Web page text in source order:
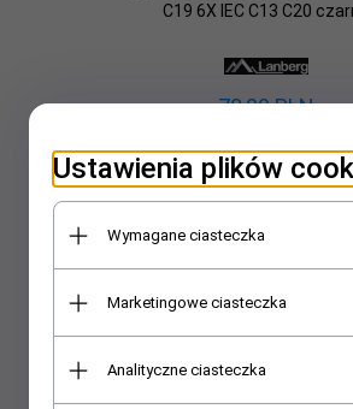
C19 6X IEC C13 C20
78,00PLN
Ustawienia plików
Wymagane ciasteczka
Marketingowe ciasteczka
Analityczne ciasteczka